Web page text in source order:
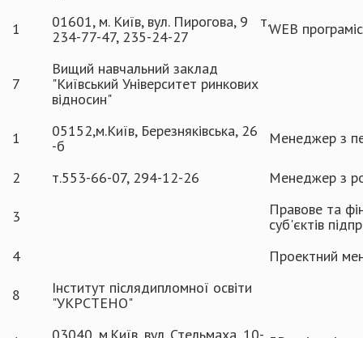
1
01601, м. Київ, вул. Пирогова, 9 т.
234-77-47, 235-24-27
WEB
7
Вищий навчальний заклад
"Київський Університет ринкових
відносин"
1
05152,м.Київ, Березняківська, 26
-б
Менеджер з
2 т.553-66-07, 294-12-26 Менеджер з
3
Правове та
суб'єктів
4
Проектний
8
Інститут післядипломної освіти
"УКРСТЕНО"